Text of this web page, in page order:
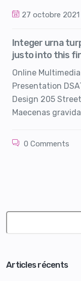
27 octobre 2021
Integer urna
justo into this
Online
Presentation
Design 205
Maecenas gravida
0 Comments
Articles récents